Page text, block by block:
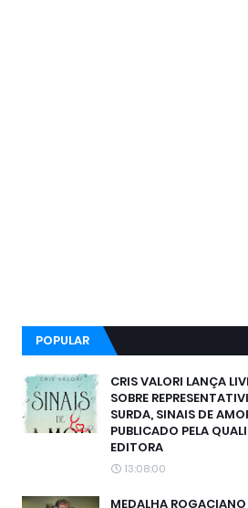
POPULAR
CRIS VALORI LANÇA
SOBRE
SURDA, SINAIS DE
PUBLICADO PELA
EDITORA
13:08:00
MEDALHA ROGACIANO